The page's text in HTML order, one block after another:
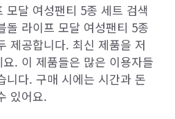
모달 여성팬티 5종 세트 검색
돌 라이프 모달 여성팬티 5종
제공합니다. 최신 제품을 저
. 이 제품들은 많은 이용자들
니다. 구매 시에는 시간과 돈
있어요.